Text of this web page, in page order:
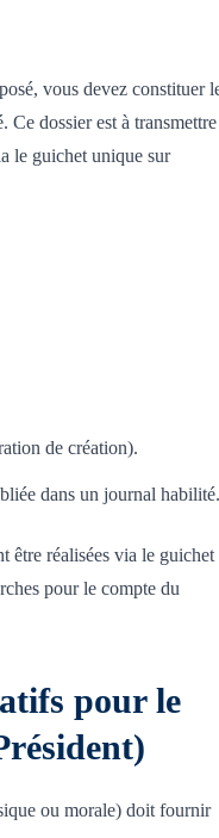
vous devez constituer
Ce dossier est à transmettre
le guichet unique sur
de création).
dans un journal habilité.
être réalisées via le guichet
pour le compte du
pour le
ou morale) doit fournir